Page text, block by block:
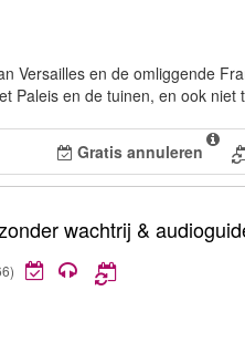
Versailles en de omliggende
Paleis en de tuinen, en ook
Gratis annuleren
wachtrij &